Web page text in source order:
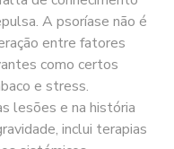
A psoríase não é
entre fatores
como certos
e stress.
lesões e na história
inclui terapias